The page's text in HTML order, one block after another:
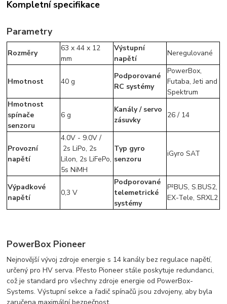
Kompletní specifikace
Parametry
Rozměry
63 x 44 x 12
mm
Výstupní
napětí
Neregulované
Hmotnost 40 g
Podporované
RC systémy
PowerBox,
Futaba, Jeti and
Spektrum
Hmotnost
spínače
senzoru
6 g
Kanály / servo
zásuvky
26 / 14
Provozní
napětí
4.0V - 9.0V /
2s LiPo, 2s
Lilon, 2s LiFePo,
5s NiMH
Typ gyro
senzoru
iGyro SAT
Výpadkové
napětí
0,3 V
Podporované
telemetrické
systémy
P²BUS, S.BUS2,
EX-Tele, SRXL2
PowerBox Pioneer
Nejnovější vývoj zdroje energie s 14 kanály bez regulace napětí,
určený pro HV serva. Přesto Pioneer stále poskytuje redundanci,
což je standard pro všechny zdroje energie od PowerBox-
Systems. Výstupní sekce a řadič spínačů jsou zdvojeny, aby byla